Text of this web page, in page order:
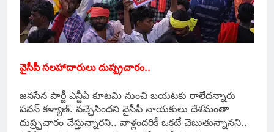
వైసీపీ సలహాదారులు దుష్ప్రచారం..
జనసేన పార్టీ ఎన్డీఏ కూటమి నుంచి బయటకు రాలేదన్నారు
పవన్ కళ్యాణ్. వచ్చేసిందని వైసీపీ నాయకులు దేశమంతా
దుష్ర్పచారం చేస్తున్నారని.. వాళ్లందరికీ ఒకటే చెబుతున్నానని..